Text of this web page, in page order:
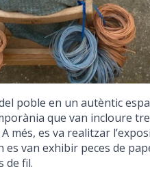
poble en un autèntic
que van incloure
més, es va realitzar
es van exhibir peces de
de fil.